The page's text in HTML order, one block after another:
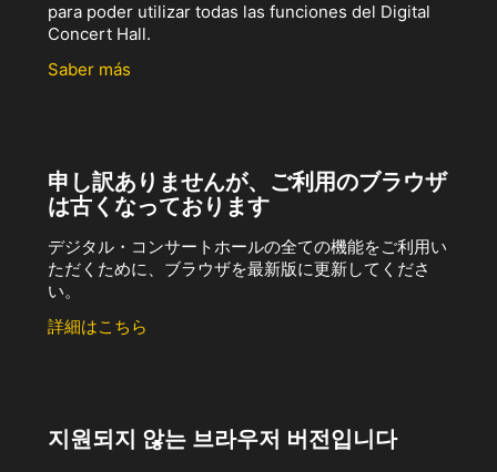
para poder utilizar todas las funciones del Digital
Concert Hall.
Saber más
申し訳ありませんが、ご利用のブラウザ
は古くなっております
デジタル・コンサートホールの全ての機能をご利用い
ただくために、ブラウザを最新版に更新してくださ
い。
詳細はこちら
지원되지 않는 브라우저 버전입니다